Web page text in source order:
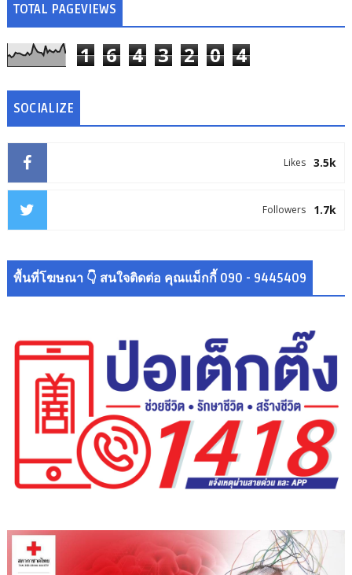
TOTAL PAGEVIEWS
1 6 4 3 2 0 4
SOCIALIZE
3.5k
Likes
1.7k
Followers
พื้นที่โฆษณา 👇 สนใจติดต่อ คุณแม็กกี้ 090 - 9445409